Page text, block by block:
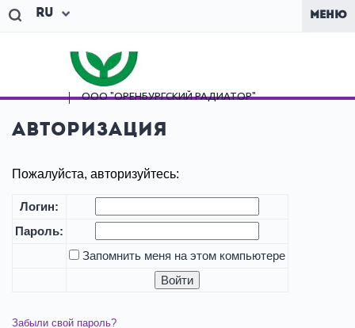
Ru МЕНЮ
ООО "ОРЕНБУРГСКИЙРАДИАТОР"
Авторизация
Пожалуйста, авторизуйтесь:
Логин:
Пароль:
Запомнить меня на этом компьютере
Забыли свой пароль?